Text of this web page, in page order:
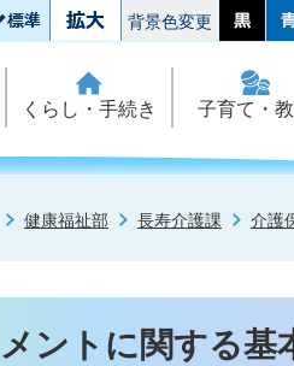
背景色変更
くらし・手続き 子育て・
健康福祉部 長寿介護課 介護
ントに関する基